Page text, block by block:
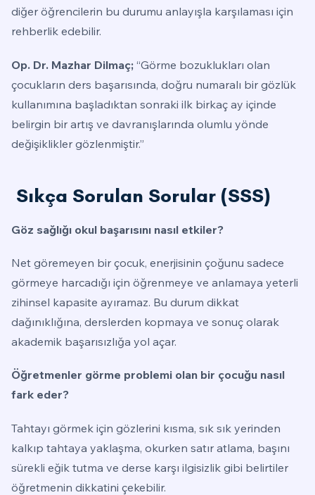
diğer öğrencilerin bu durumu anlayışla karşılaması için
rehberlik edebilir.
Op. Dr. Mazhar Dilmaç; “Görme bozuklukları olan
çocukların ders başarısında, doğru numaralı bir gözlük
kullanımına başladıktan sonraki ilk birkaç ay içinde
belirgin bir artış ve davranışlarında olumlu yönde
değişiklikler gözlenmiştir.”
Sıkça Sorulan Sorular (SSS)
Göz sağlığı okul başarısını nasıl etkiler?
Net göremeyen bir çocuk, enerjisinin çoğunu sadece
görmeye harcadığı için öğrenmeye ve anlamaya yeterli
zihinsel kapasite ayıramaz. Bu durum dikkat
dağınıklığına, derslerden kopmaya ve sonuç olarak
akademik başarısızlığa yol açar.
Öğretmenler görme problemi olan bir çocuğu nasıl
fark eder?
Tahtayı görmek için gözlerini kısma, sık sık yerinden
kalkıp tahtaya yaklaşma, okurken satır atlama, başını
sürekli eğik tutma ve derse karşı ilgisizlik gibi belirtiler
öğretmenin dikkatini çekebilir.